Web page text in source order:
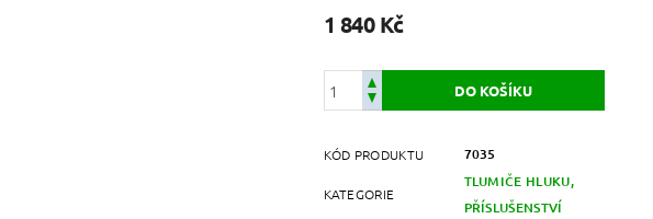
1 840 Kč
KÓD PRODUKTU 7035
KATEGORIE
TLUMIČE HLUKU,
PŘÍSLUŠENSTVÍ